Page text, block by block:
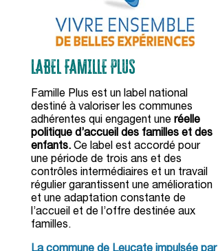
LABEL FAMILLE PLUS
Famille Plus est un label national
destiné à valoriser les communes
adhérentes qui engagent uneréelle
politique d’accueil des familles et des
enfants.Ce label est accordé pour
une période de trois ans et des
contrôles intermédiaires et un travail
régulier garantissent une amélioration
et une adaptation constante de
l’accueil et de l’offre destinée aux
familles.